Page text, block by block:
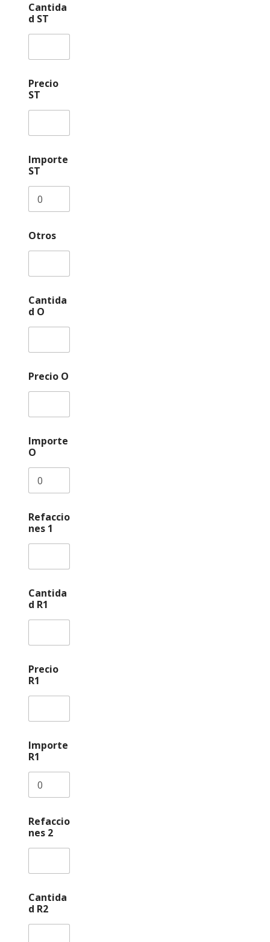
Cantida
d ST
Precio
ST
Importe
ST
Otros
Cantida
d O
Precio O
Importe
O
Refaccio
nes 1
Cantida
d R1
Precio
R1
Importe
R1
Refaccio
nes 2
Cantida
d R2